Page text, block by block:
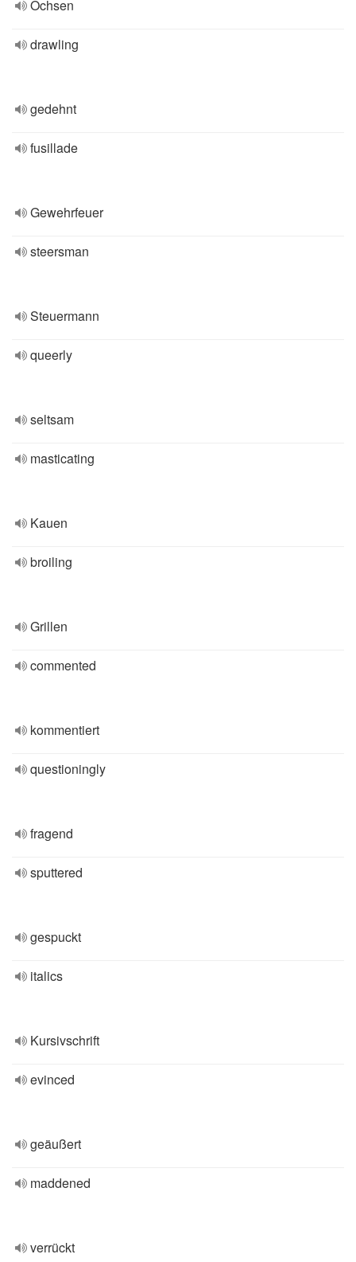
Ochsen
drawling
gedehnt
fusillade
Gewehrfeuer
steersman
Steuermann
queerly
seltsam
masticating
Kauen
broiling
Grillen
commented
kommentiert
questioningly
fragend
sputtered
gespuckt
italics
Kursivschrift
evinced
geäußert
maddened
verrückt